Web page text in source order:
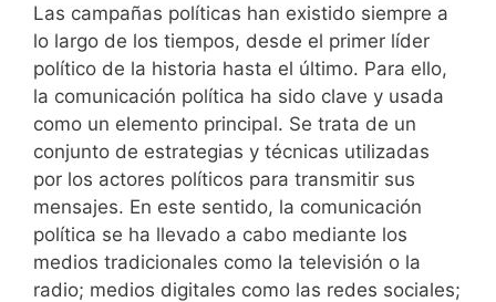
Las campañas políticas han existido siempre a
lo largo de los tiempos, desde el primer líder
político de la historia hasta el último. Para ello,
la comunicación política ha sido clave y usada
como un elemento principal. Se trata de un
conjunto de estrategias y técnicas utilizadas
por los actores políticos para transmitir sus
mensajes. En este sentido, la comunicación
política se ha llevado a cabo mediante los
medios tradicionales como la televisión o la
radio; medios digitales como las redes sociales;